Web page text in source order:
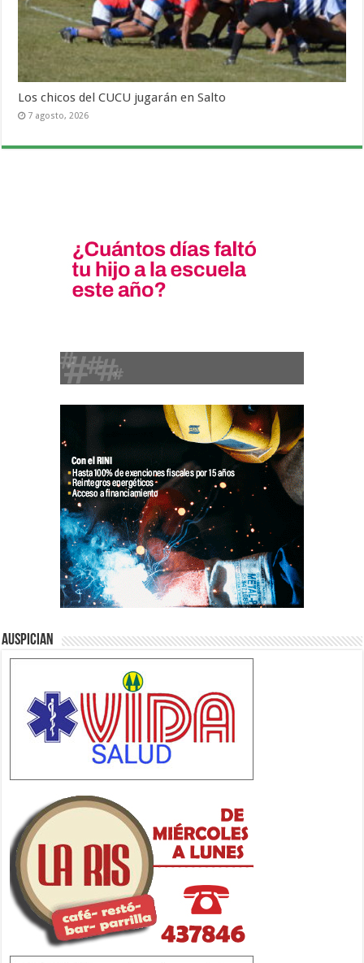
Los chicos del CUCU jugarán en Salto
7 agosto, 2026
Auspician